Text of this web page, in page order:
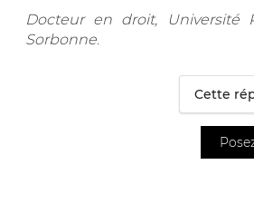
Docteur en droit, Université
Sorbonne
Cette